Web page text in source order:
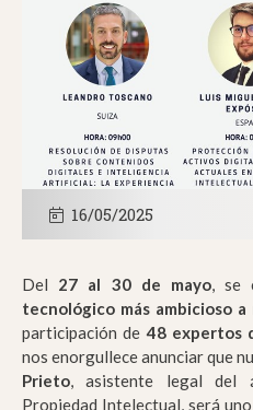
16/05/2025
Del 27 al 30 de mayo, se
tecnológico más ambicioso
participación de48 expertos
nos enorgullece anunciar que
Prieto, asistente legal del
Propiedad Intelectual, será